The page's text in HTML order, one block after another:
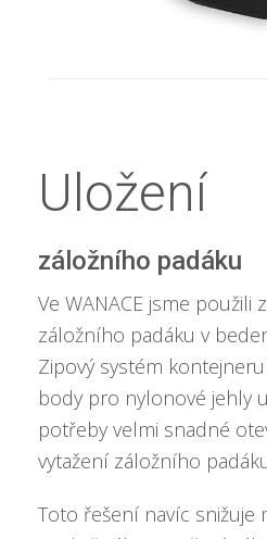
Uložení
záložního padáku
Ve WANACE jsme použili
záložního padáku v
Zipový systém
body pro nylonové jehly
potřeby velmi snadné
vytažení záložního
Toto řešení navíc snižuje